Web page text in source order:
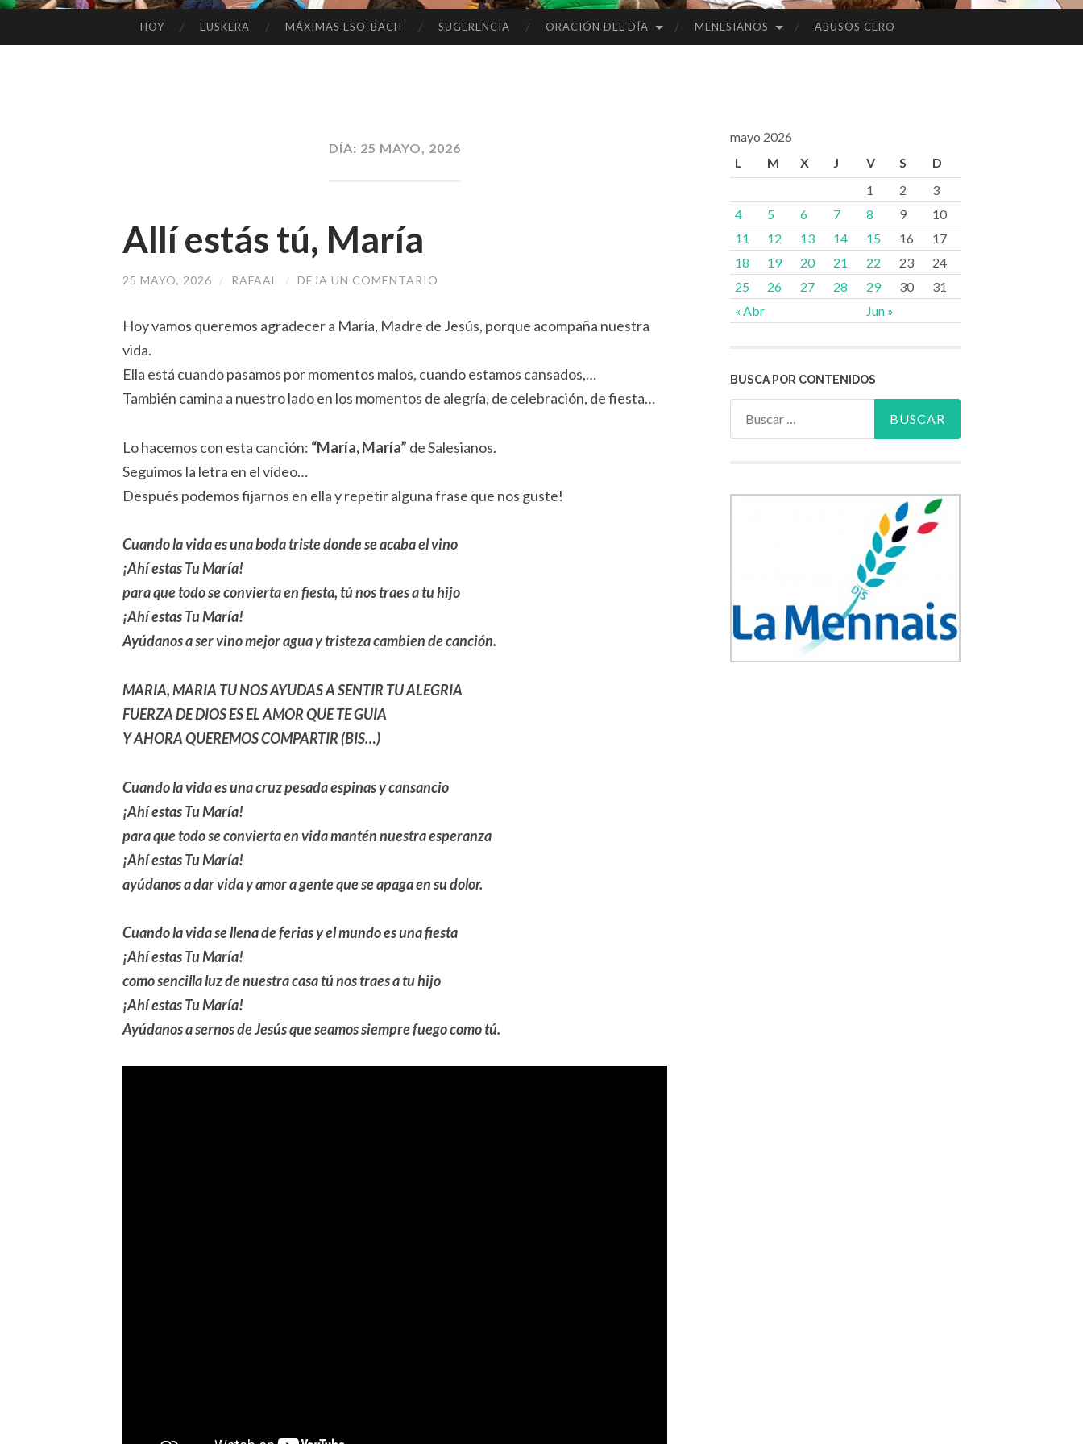
AL
HOY EUSKERA MÁXIMAS ESO-BACH SUGERENCIA ORACIÓN DEL DÍA MENESIANOS ABUSOS CERO
DÍA: 25 MAYO, 2026
Allí estás tú, María
25 MAYO, 2026 / RAFAAL / DEJA UN COMENTARIO
Hoy vamos queremos agradecer a María, Madre de Jesús, porque acompaña nuestra
vida.
Ella está cuando pasamos por momentos malos, cuando estamos cansados,…
También camina a nuestro lado en los momentos de alegría, de celebración, de fiesta…
Lo hacemos con esta canción: “María, María” de Salesianos.
Seguimos la letra en el vídeo…
Después podemos fijarnos en ella y repetir alguna frase que nos guste!
Cuando la vida es una boda triste donde se acaba el vino
¡Ahí estas Tu María!
para que todo se convierta en fiesta, tú nos traes a tu hijo
¡Ahí estas Tu María!
Ayúdanos a ser vino mejor agua y tristeza cambien de canción.
MARIA, MARIA TU NOS AYUDAS A SENTIR TU ALEGRIA
FUERZA DE DIOS ES EL AMOR QUE TE GUIA
Y AHORA QUEREMOS COMPARTIR (BIS…)
Cuando la vida es una cruz pesada espinas y cansancio
¡Ahí estas Tu María!
para que todo se convierta en vida mantén nuestra esperanza
¡Ahí estas Tu María!
ayúdanos a dar vida y amor a gente que se apaga en su dolor.
Cuando la vida se llena de ferias y el mundo es una fiesta
¡Ahí estas Tu María!
como sencilla luz de nuestra casa tú nos traes a tu hijo
¡Ahí estas Tu María!
Ayúdanos a sernos de Jesús que seamos siempre fuego como tú.
mayo 2026
L
M X J V S D
« Abr Jun »
1 2
3
4
5 6 7 8 9
10
11
12 13 14 15 16
17
18
19 20 21 22 23
24
25
26 27 28 29 30 31
BUSCA POR CONTENIDOS